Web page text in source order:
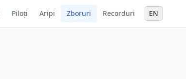
Piloți Aripi Zboruri Recorduri EN